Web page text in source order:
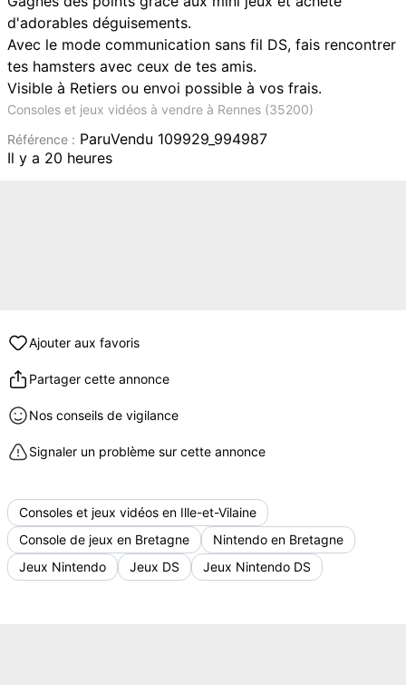
d'adorables déguisements.
Avec le mode communication sans fil DS, fais rencontrer
tes hamsters avec ceux de tes amis.
Visible à Retiers ou envoi possible à vos frais.
Consoles et jeux vidéos à vendre à Rennes (35200)
Référence : ParuVendu 109929_994987
Il y a 20 heures
Ajouter aux favoris
Partager cette annonce
Nos conseils de vigilance
Signaler un problème sur cette annonce
Consoles et jeux vidéos en Ille-et-Vilaine
Console de jeux en Bretagne
Nintendo en Bretagne
Jeux Nintendo
Jeux DS Jeux Nintendo DS